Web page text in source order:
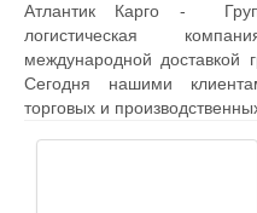
Атлантик Карго -
логистическая
международной доставкой
Сегодня нашими
торговых и